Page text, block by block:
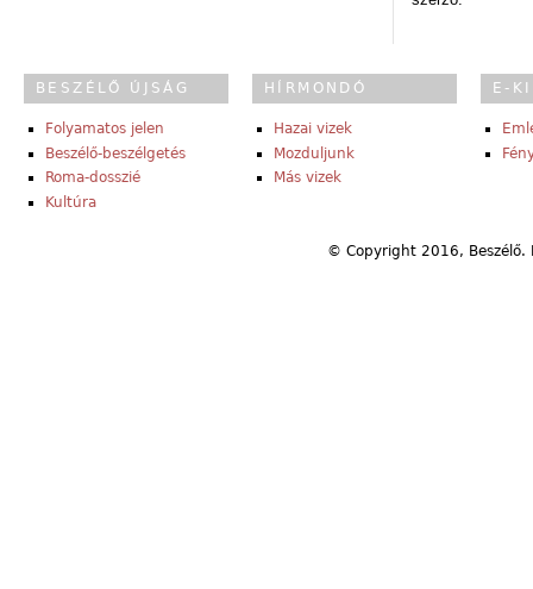
BESZÉLŐ ÚJSÁG
Folyamatos jelen
Beszélő-beszélgetés
Roma-dosszié
Kultúra
HÍRMONDÓ
Hazai vizek
Mozduljunk
Más vizek
E-
© Copyright 2016,